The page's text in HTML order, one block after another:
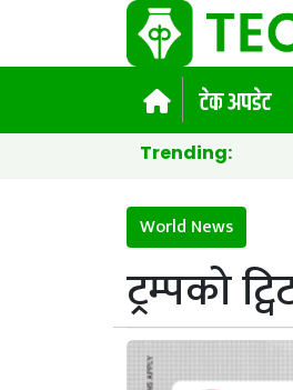
टेक अपडेट
Trending:
World News
ट्रम्पको